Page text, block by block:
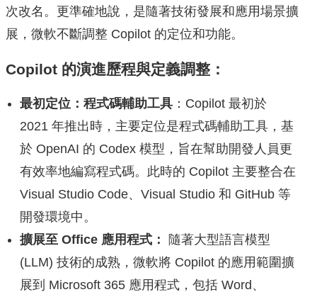
次改名。更準確地說，是隨著技術發展和應用場景擴
展，微軟不斷調整 Copilot 的定位和功能。
Copilot 的演進歷程與定義調整：
最初定位：程式碼輔助工具 ：Copilot 最初於
2021 年推出時，主要定位是程式碼輔助工具，基
於 OpenAI 的 Codex 模型，旨在幫助開發人員更
有效率地編寫程式碼。此時的 Copilot 主要整合在
Visual Studio Code、Visual Studio 和 GitHub 等
開發環境中。
擴展至 Office 應用程式：
隨著大型語言模型
(LLM) 技術的成熟，微軟將 Copilot 的應用範圍擴
展到 Microsoft 365 應用程式，包括 Word、